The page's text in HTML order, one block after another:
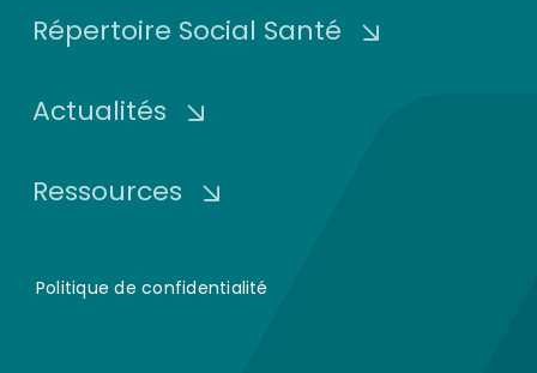
Répertoire Social Santé
Actualités
Ressources
Politique de confidentialité